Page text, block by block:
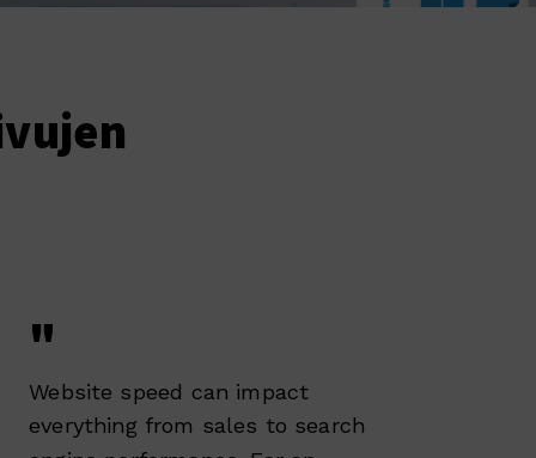
"
Website speed can impact
everything from sales to search